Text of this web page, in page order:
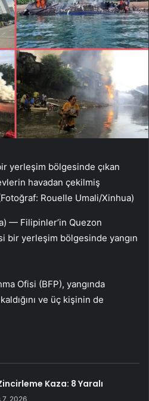
yerleşim bölgesinde çıkan
havadan çekilmiş
Rouelle Umali/Xinhua)
— Filipinler’in Quezon
bir yerleşim bölgesinde yangın
Ofisi (BFP), yangında
ve üç kişinin de
Kaza: 8 Yaralı
7, 2026